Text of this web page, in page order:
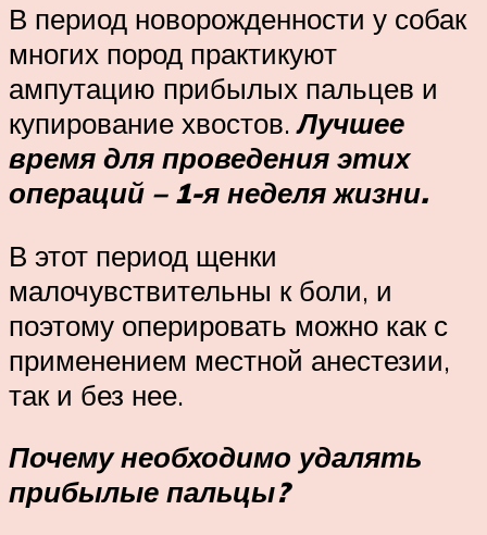
В период новорожденности у собак
многих пород практикуют
ампутацию прибылых пальцев и
купирование хвостов.Лучшее
время для проведения этих
операций – 1-я неделя жизни.
В этот период щенки
малочувствительны к боли, и
поэтому оперировать можно как с
применением местной анестезии,
так и без нее.
Почему необходимо удалять
прибылые пальцы?